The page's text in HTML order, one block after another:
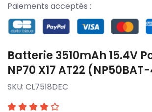
Paiements acceptés :
Batterie 3510mAh 15.4V
NP70 X17 AT22
SKU: CL7518DEC